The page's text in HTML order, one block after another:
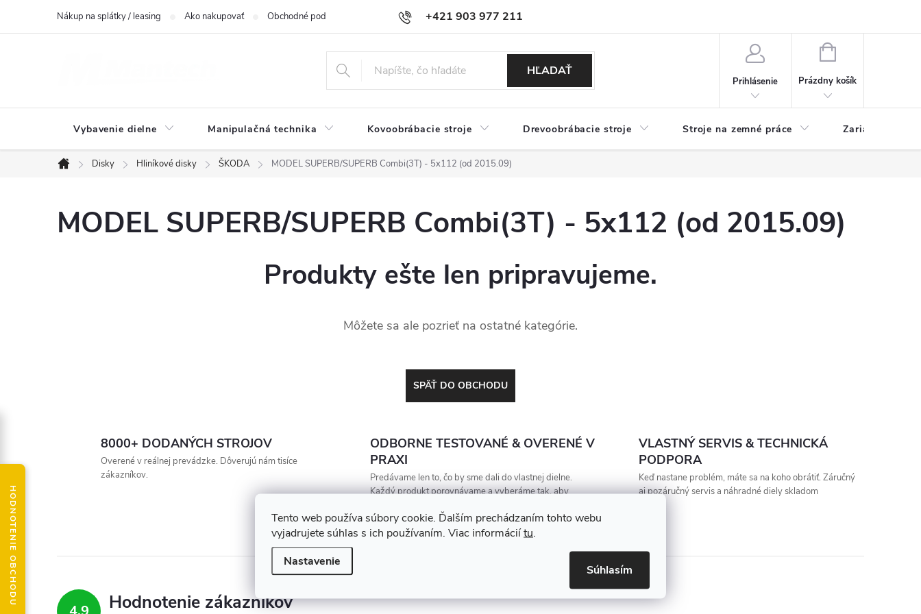
Tento web používa súbory cookie. Ďalším prechádzaním tohto webu
vyjadrujete súhlas s ich používaním. Viac informáciítu.
Nastavenie
Súhlasím
+421 903 977 211
Nákup na splátky / leasing Ako nakupovať Obchodné podmienky Podmienky ochrany osobných údajov
HĽADAŤ
Prihlásenie
NÁKUPNÝ
Prázdny košík
Vybavenie dielne Manipulačná technika Kovoobrábacie stroje Drevoobrábacie stroje Stroje na zemné práce Zariadenia na
Domov
Disky Hliníkové disky ŠKODA MODEL SUPERB/SUPERB Combi(3T) - 5x112 (od 2015.09)
MODEL SUPERB/SUPERB Combi(3T) - 5x112 (od 2015.09)
Produkty ešte len pripravujeme.
Môžete sa ale pozrieť na ostatné kategórie.
SPÄŤ DO OBCHODU
8000+ DODANÝCH STROJOV
Overené v reálnej prevádzke. Dôverujú nám tisíce
zákazníkov.
ODBORNE TESTOVANÉ & OVERENÉ V
PRAXI
Predávame len to, čo by sme dali do vlastnej dielne.
Každý produkt porovnávame a vyberáme tak, aby
VLASTNÝ SERVIS & TECHNICKÁ
PODPORA
Keď nastane problém, máte sa na koho obrátiť. Záručný
aj pozáručný servis a náhradné diely skladom
Hodnotenie zákazníkov
HODNOTENIE OBCHODU